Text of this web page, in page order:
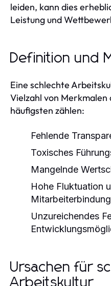
leiden, kann dies
Leistung und
Definition und
Eine schlechte
Vielzahl von Merkmalen
häufigsten zählen:
Fehlende
Toxisches
Mangelnde
Hohe Fluktuation
Mitarbeiterbindung
Unzureichendes
Ursachen für
Arbeitskultur